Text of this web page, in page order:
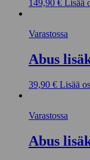
149,90 € Lisää
Varastossa
Abus
39,90 € Lisää
Varastossa
Abus